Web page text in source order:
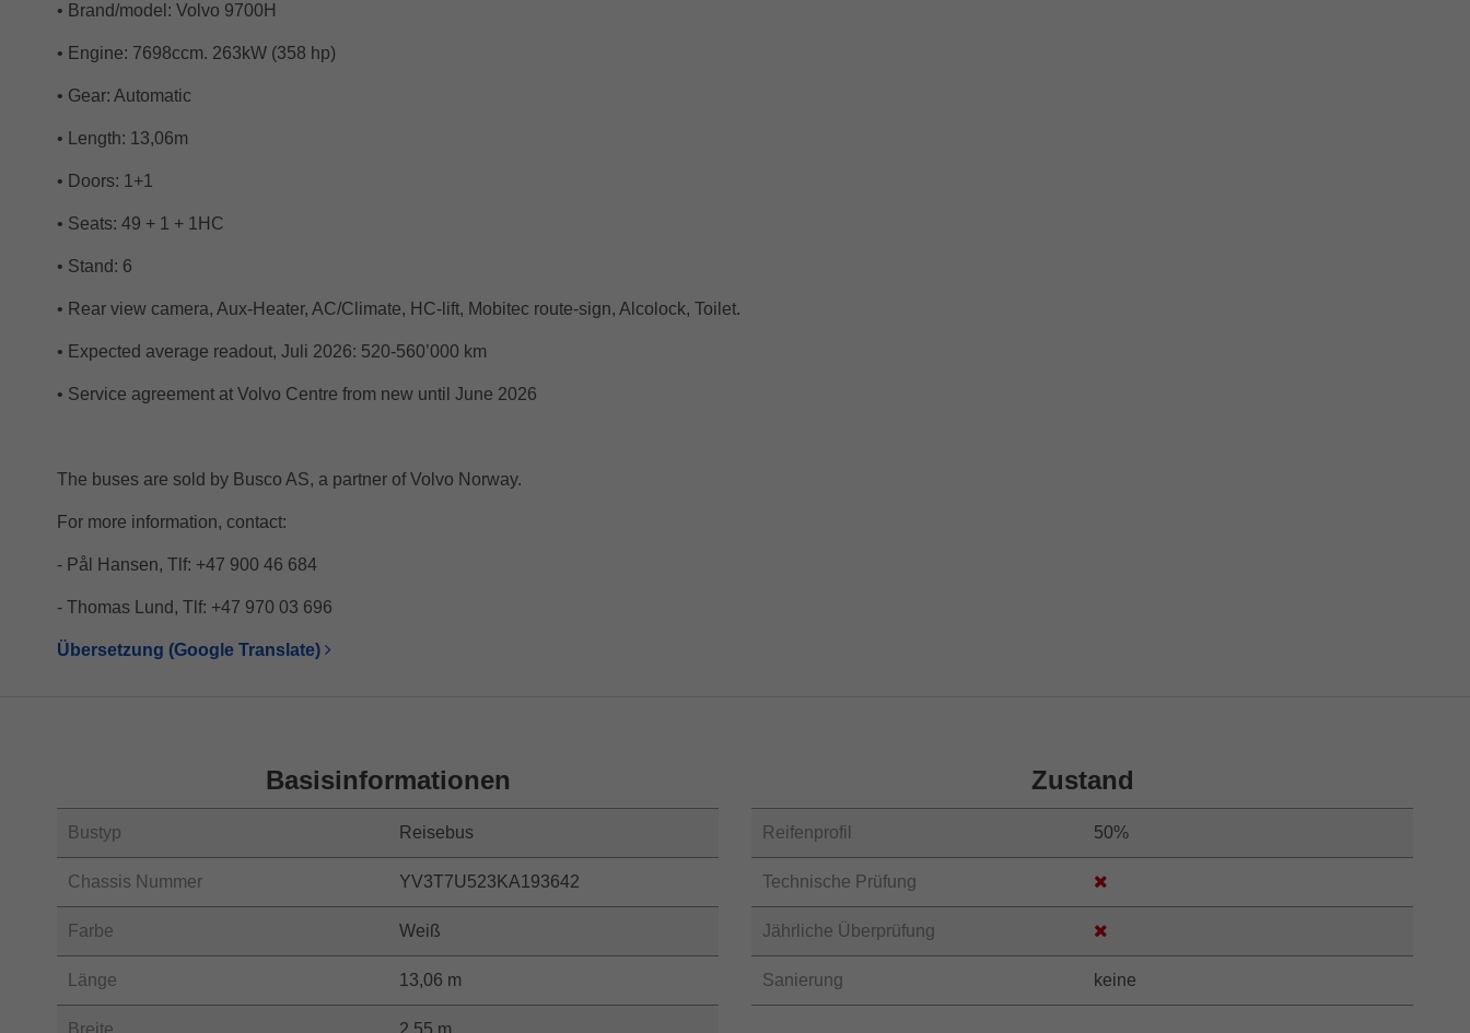
• Brand/model: Volvo 9700H
• Engine: 7698ccm. 263kW (358 hp)
• Gear: Automatic
• Length: 13,06m
• Doors: 1+1
• Seats: 49 + 1 + 1HC
• Stand: 6
• Rear view camera, Aux-Heater, AC/Climate, HC-lift, Mobitec route-sign, Alcolock, Toilet.
• Expected average readout, Juli 2026: 520-560’000 km
• Service agreement at Volvo Centre from new until June 2026
The buses are sold by Busco AS, a partner of Volvo Norway.
For more information, contact:
- Pål Hansen, Tlf: +47 900 46 684
- Thomas Lund, Tlf: +47 970 03 696
Übersetzung (Google Translate)
Basisinformationen
Bustyp Reisebus
Chassis Nummer YV3T7U523KA193642
Farbe Weiß
Länge 13,06 m
Breite 2,55 m
Zustand
Reifenprofil 50%
Technische Prüfung
Jährliche Überprüfung
Sanierung keine